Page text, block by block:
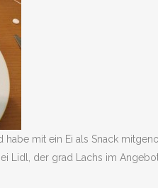
habe mit ein Ei als Snack
Lidl, der grad Lachs im